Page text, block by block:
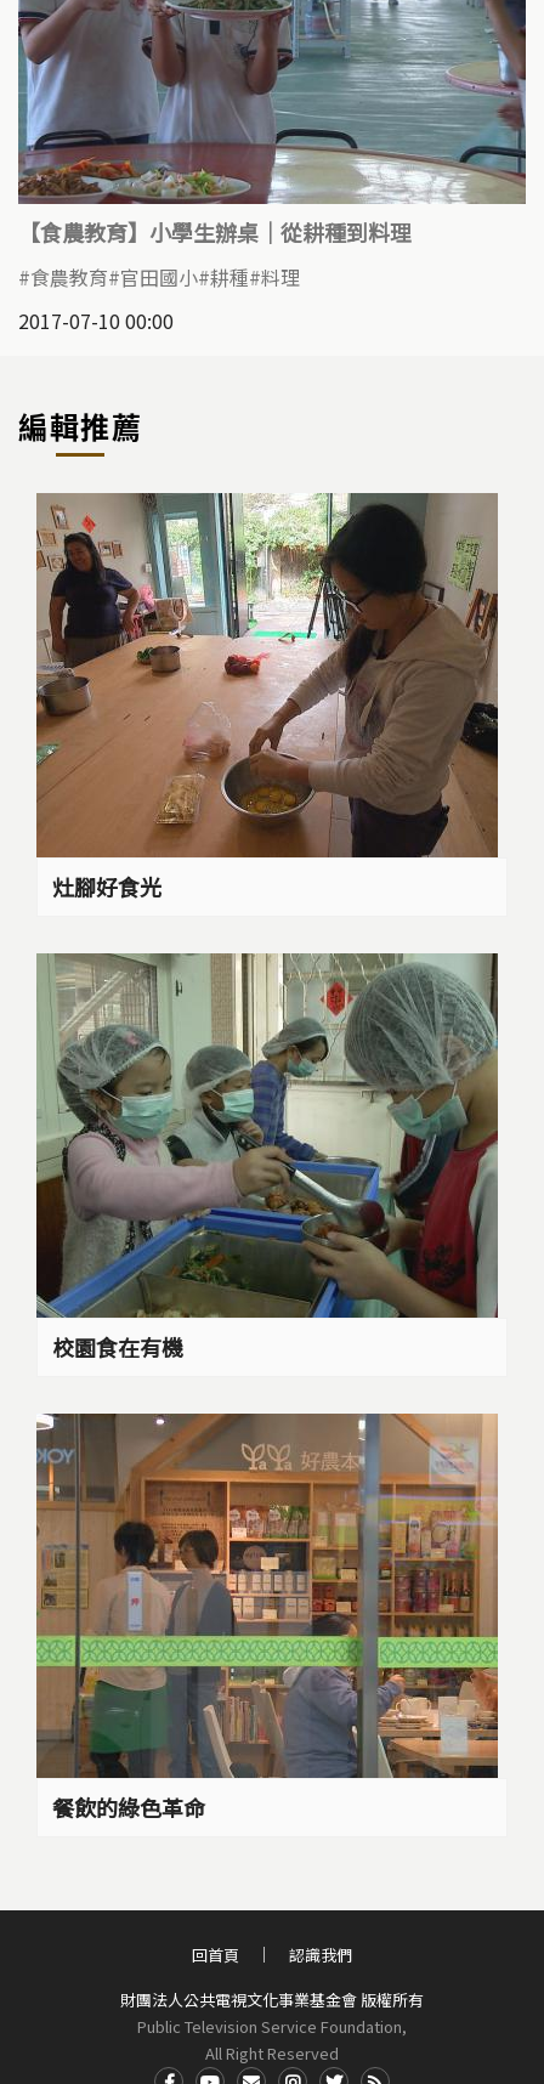
【食農教育】小學生辦桌｜從耕種到料理
食農教育 官田國小 耕種 料理
2017-07-10 00:00
編輯推薦
灶腳好食光
校園食在有機
餐飲的綠色革命
財團法人公共電視文化事業基金會 版權所有
Public Television Service Foundation,
All Right Reserved
回首頁 認識我們